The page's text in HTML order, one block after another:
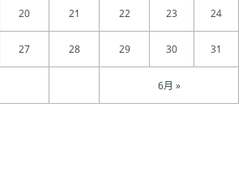
6月 »
20 21 22 23 24
27 28 29 30 31